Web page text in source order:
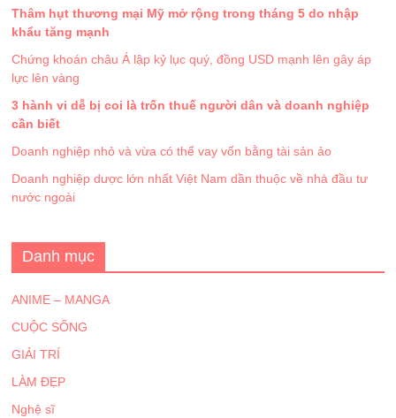
Thâm hụt thương mại Mỹ mở rộng trong tháng 5 do nhập
khẩu tăng mạnh
Chứng khoán châu Á lập kỷ lục quý, đồng USD mạnh lên gây áp
lực lên vàng
3 hành vi dễ bị coi là trốn thuế người dân và doanh nghiệp
cần biết
Doanh nghiệp nhỏ và vừa có thể vay vốn bằng tài sản ảo
Doanh nghiệp dược lớn nhất Việt Nam dần thuộc về nhà đầu tư
nước ngoài
Danh mục
ANIME – MANGA
CUỘC SỐNG
GIẢI TRÍ
LÀM ĐẸP
Nghệ sĩ